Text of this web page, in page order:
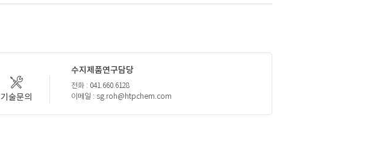
기술문의
수지제품연구담당
전화 : 041.660.6128
이메일 : sg.roh@htpchem.com